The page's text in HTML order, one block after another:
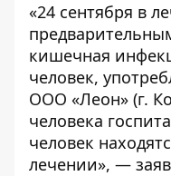
«24 сентября в
кишечная
человек,
ООО «Леон» (г.
человека
человек
лечении», —